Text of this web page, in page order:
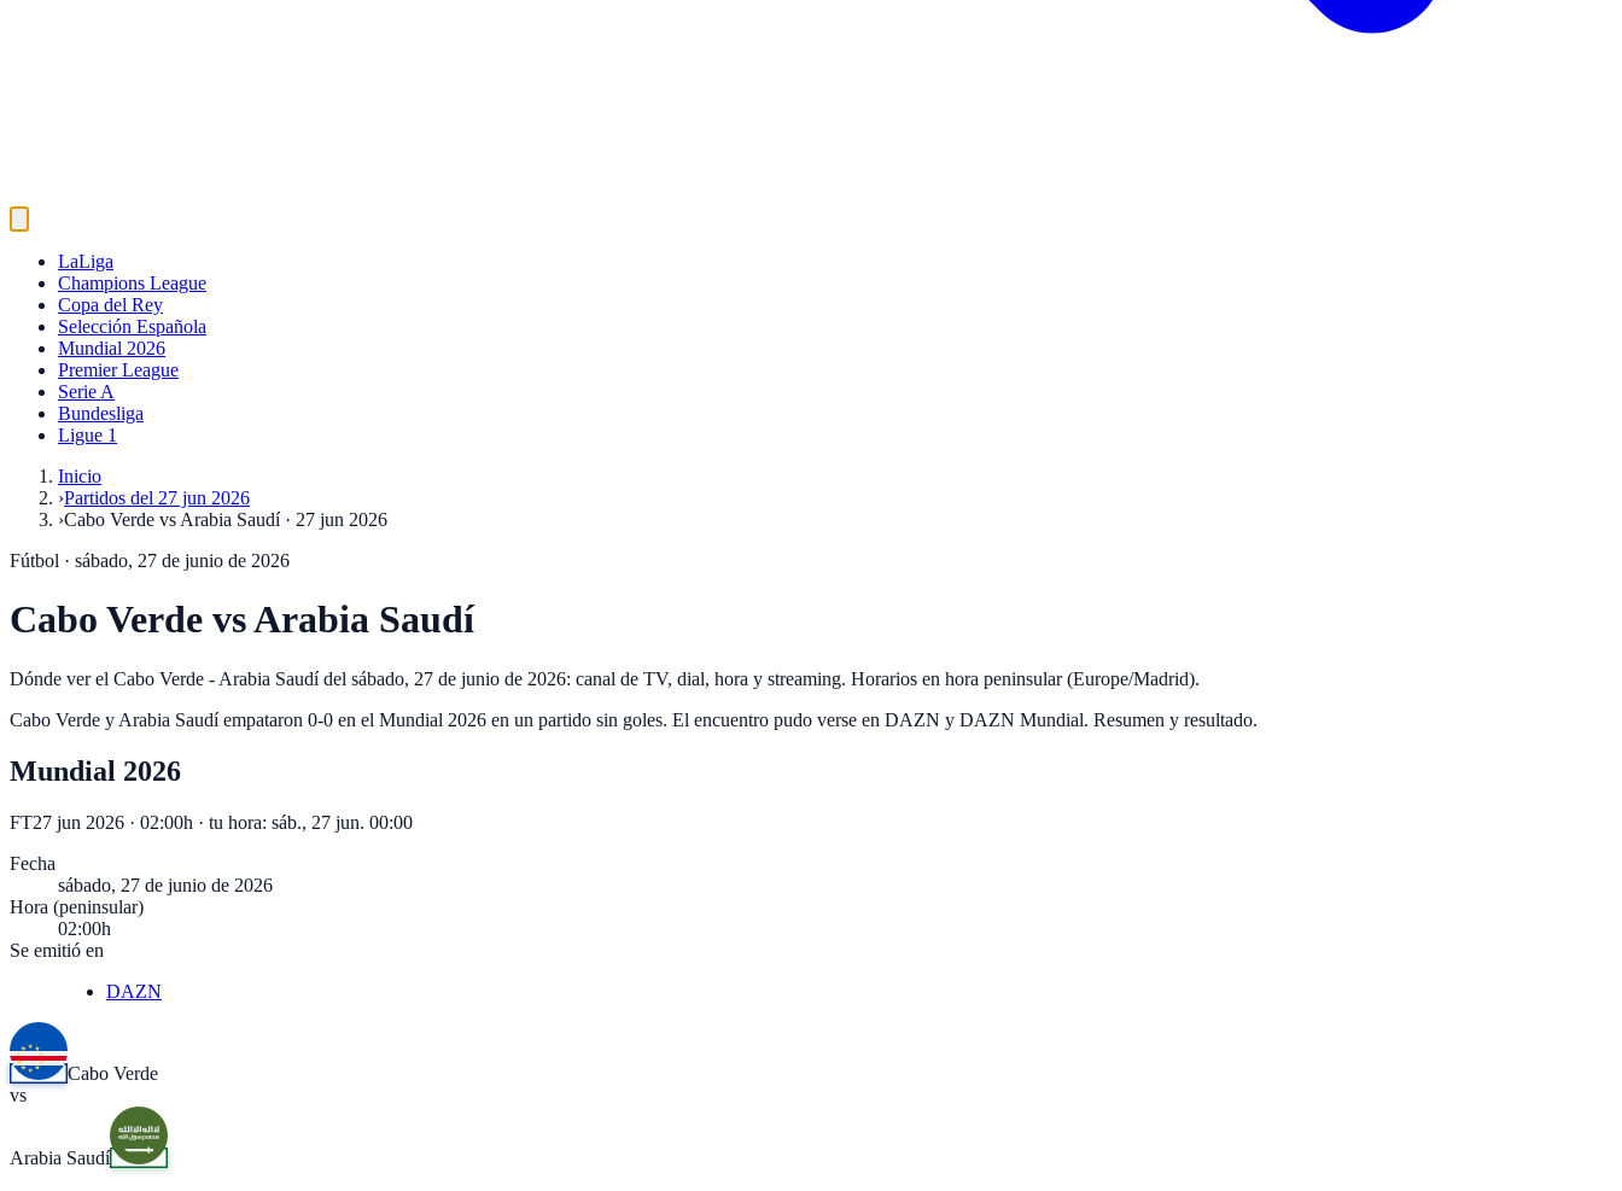
LaLiga
Champions League
Copa del Rey
Selección Española
Mundial 2026
Premier League
Serie A
Bundesliga
Ligue 1
Inicio
›Partidos del 27 jun 2026
›Cabo Verde vs Arabia Saudí · 27 jun 2026
Fútbol · sábado, 27 de junio de 2026
Cabo Verde vsArabia Saudí
Dónde ver el Cabo Verde - Arabia Saudí del sábado, 27 de junio de 2026: canal de TV, dial, hora y streaming. Horarios en hora peninsular (Europe/Madrid).
Cabo Verde y Arabia Saudí empataron 0-0 en el Mundial 2026 en un partido sin goles. El encuentro pudo verse en DAZN y DAZN Mundial. Resumen y resultado.
Mundial 2026
FT27 jun 2026 · 02:00h · tu hora: sáb., 27 jun. 00:00
Fecha
sábado, 27 de junio de 2026
Hora (peninsular)
02:00h
Se emitió en
DAZN
Cabo Verde
vs
Arabia Saudí